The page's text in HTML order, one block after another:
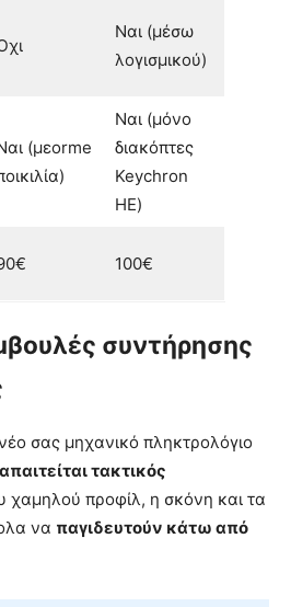
Ναι (μέσω
λογισμικού)
(μεorme
Ναι (μόνο
διακόπτες
Keychron
HE)
100€
συντήρησης
σας μηχανικό πληκτρολόγιο
απαιτείται τακτικός
χαμηλού προφίλ, η σκόνη και τα
να παγιδευτούν κάτω από